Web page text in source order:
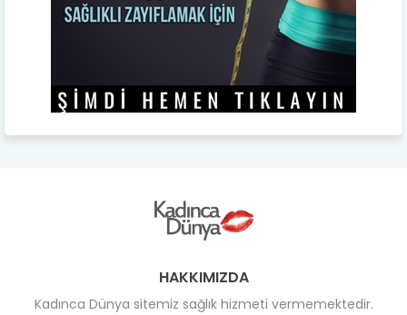
HAKKIMIZDA
Kadınca Dünya sitemiz sağlık hizmeti vermemektedir.